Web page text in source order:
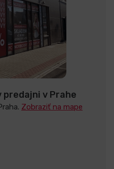
v Prahe
Zobraziť na mape